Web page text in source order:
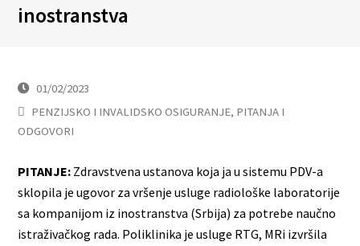
inostranstva
01/02/2023
PENZIJSKO I INVALIDSKO OSIGURANJE, PITANJA I
ODGOVORI
PITANJE: Zdravstvena ustanova koja ja u sistemu PDV-a
sklopila je ugovor za vršenje usluge radiološke laboratorije
sa kompanijom iz inostranstva (Srbija) za potrebe naučno
istraživačkog rada. Poliklinika je usluge RTG, MRi izvršila